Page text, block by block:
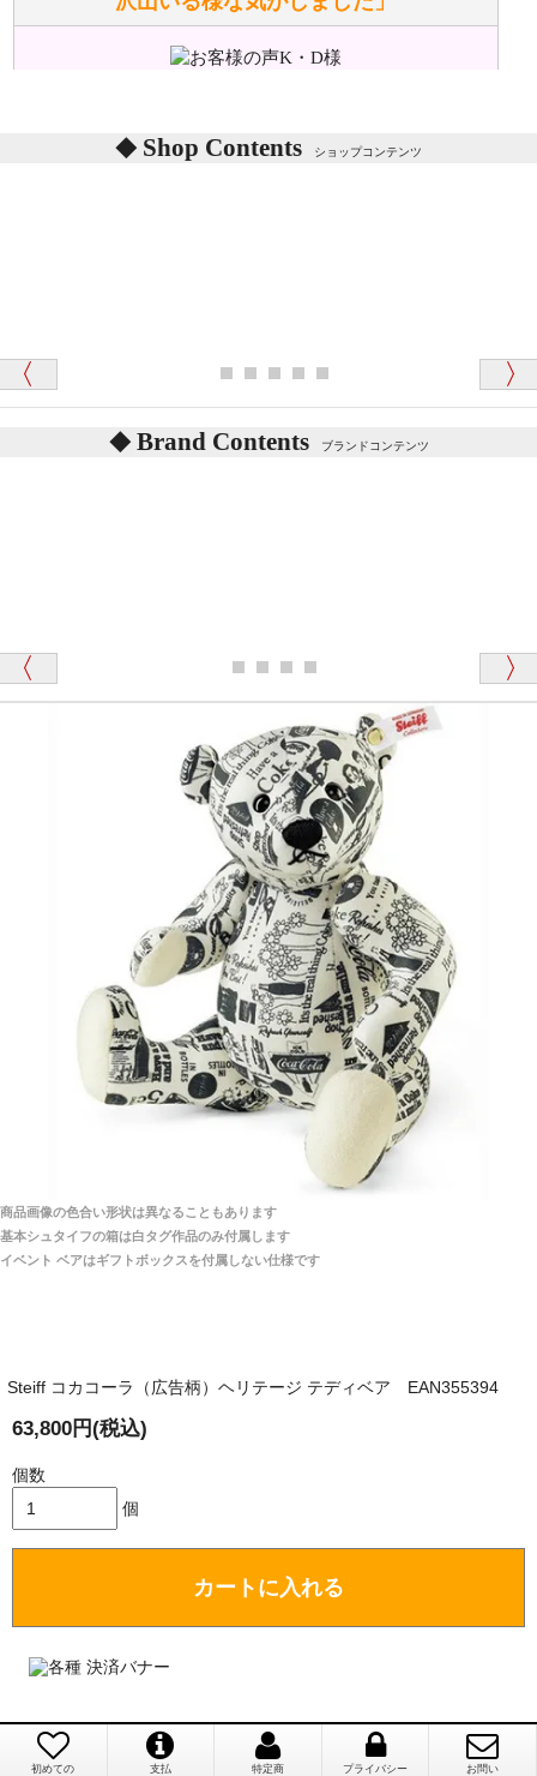
ぬいぐるみの耳に付いているボタンやタグに、何か意
味などがありますか？
詳しくはこちらをご覧ください。
体をねかせたりおこしたりすると「グーグー」と鳴く
記載しておりますので、ぜひ探してみてください。
ディベアがいます。
「スクエーカー内蔵」と記載しておりますので、ぜひ
探してみてください。
シュタイフ社製品の実物を見ることはできますか？
当店はネット販売ですので実物をお見せすることが
海外からのお取り寄せと言うことですが、商品はきち
んと届きますか？
ご安心ください！商品は確実にお届けします。
商品は直接海外から届くのですか。受取の際、関税な
商品は全て当店へ入荷させたのち欠品を行いお客様
関税はすべて当店にて処理しますのでお客様のご負担
は一切ありません。
国内で一度検品をしますので、決済確認後、２～４
週間でのお届けとなります。
（稀に、通関手続き等に時間がかかり、納期が遅れる
ます。）
注文のキャンセルは可能ですか？
お取り寄せ商品となっておりますため、仕入先へ発
東京都 M・K 様 （女性）
「対応はどちらも丁寧でした。値段と他の融通
「商品説明が細やかで丁寧であったことです」
「前に買ったことがあったお店でしたので」
千葉県 U・Y 様 （女性）
「ChatGPTを利用したところ「くまの小屋」さ
んを紹介され…」
埼玉県 S・W 様
「送られる際にメールなどで届けて頂きとても
安心感がありました」
大阪府 Y・W 様 （男性）
「取り扱っているNetショップで一番信用出来
兵庫県 A・K 様 （女性）
「ベアちゃんの紹介分が丁寧に書かれていたこ
き、対応に誠実さを感じました」
Shop Contents ショップコンテンツ
Brand Contents ブランドコンテンツ
商品画像の色合い形状は異なることもあります
基本シュタイフの箱は白タグ作品のみ付属します
イベント ベアはギフトボックスを付属しない仕様です
Steiff コカコーラ（広告柄）ヘリテージ テディベア EAN355394
63,800円(税込)
個数
個
カートに入れる
初めての 支払 特定商 プライバシー お問い